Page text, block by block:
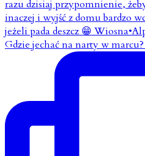
Gdzie jechać na narty w